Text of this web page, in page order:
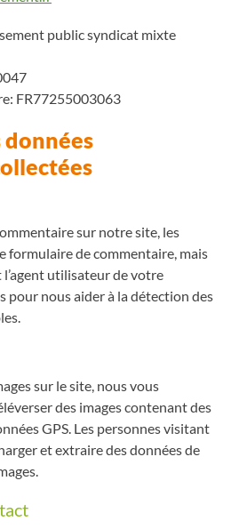
public syndicat mixte
FR77255003063
sur notre site, les
formulaire de commentaire, mais
utilisateur de votre
pour nous aider à la détection des
sur le site, nous vous
des images contenant des
GPS. Les personnes visitant
et extraire des données de